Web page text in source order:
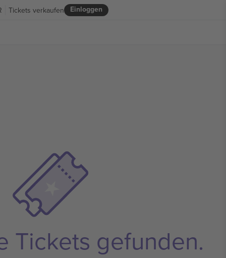
Einloggen
Tickets verkaufen
Tickets gefunden.